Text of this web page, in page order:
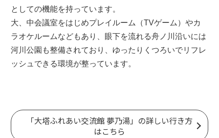
としての機能を持っています。
大、中会議室をはじめプレイルーム（TVゲーム）やカ
ラオケルームなどもあり、眼下を流れる舟ノ川沿いには
河川公園も整備されており、ゆったりくつろいでリフレ
ッシュできる環境が整っています。
「大塔ふれあい交流館 夢乃湯」の詳しい行き方
はこちら